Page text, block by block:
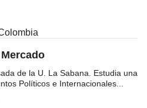
de la U. La Sabana. Estudia una
Políticos e Internacionales